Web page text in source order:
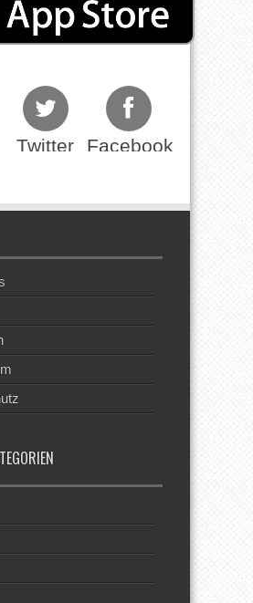
Twitter Facebook